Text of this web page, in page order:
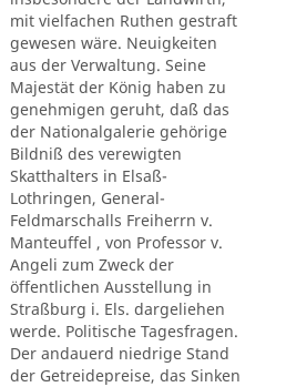
mit vielfachen Ruthen gestraft
gewesen wäre. Neuigkeiten
aus der Verwaltung. Seine
Majestät der König haben zu
genehmigen geruht, daß das
der Nationalgalerie gehörige
Bildniß des verewigten
Skatthalters in Elsaß-
Lothringen, General-
Feldmarschalls Freiherrn v.
Manteuffel , von Professor v.
Angeli zum Zweck der
öffentlichen Ausstellung in
Straßburg i. Els. dargeliehen
werde. Politische Tagesfragen.
Der andauerd niedrige Stand
der Getreidepreise, das Sinken